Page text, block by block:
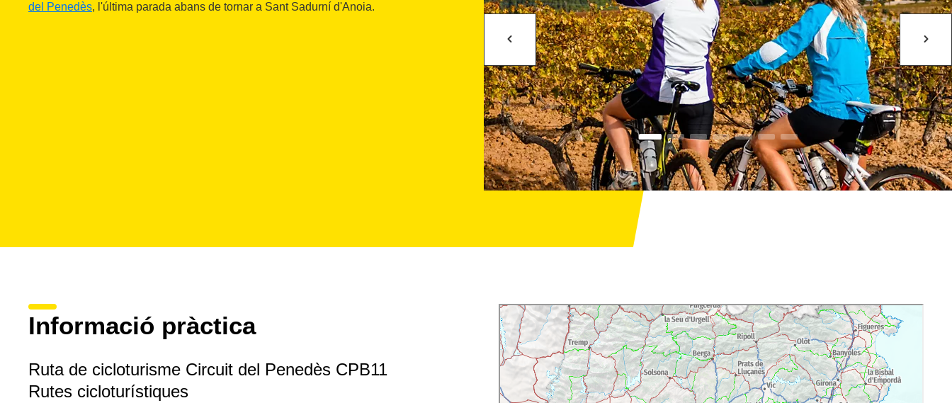
del Penedès, l'última parada abans de tornar a Sant Sadurní d'Anoia.
Informació pràctica
Ruta de cicloturisme Circuit del Penedès CPB11
Rutes cicloturístiques